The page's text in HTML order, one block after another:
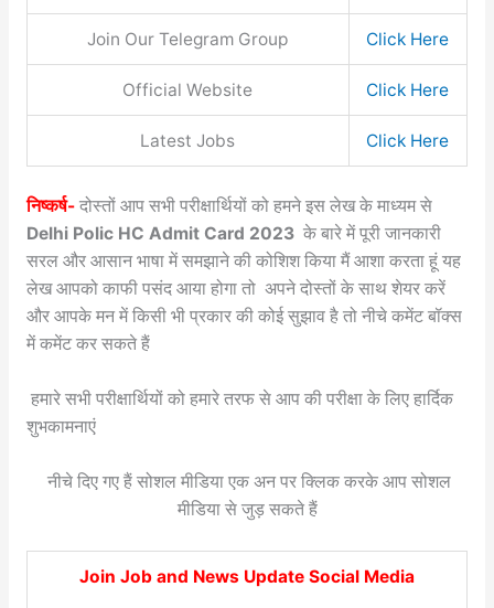
Join Our Telegram Group Click Here
Official Website Click Here
Latest Jobs Click Here
निष्कर्ष- दोस्तों आप सभी परीक्षार्थियों को हमने इस लेख के माध्यम से
Delhi Polic HC Admit Card 2023 के बारे में पूरी जानकारी
सरल और आसान भाषा में समझाने की कोशिश किया मैं आशा करता हूं यह
लेख आपको काफी पसंद आया होगा तो अपने दोस्तों के साथ शेयर करें
और आपके मन में किसी भी प्रकार की कोई सुझाव है तो नीचे कमेंट बॉक्स
में कमेंट कर सकते हैं
हमारे सभी परीक्षार्थियों को हमारे तरफ से आप की परीक्षा के लिए हार्दिक
शुभकामनाएं
नीचे दिए गए हैं सोशल मीडिया एक अन पर क्लिक करके आप सोशल
मीडिया से जुड़ सकते हैं
Join Job and News Update Social Media